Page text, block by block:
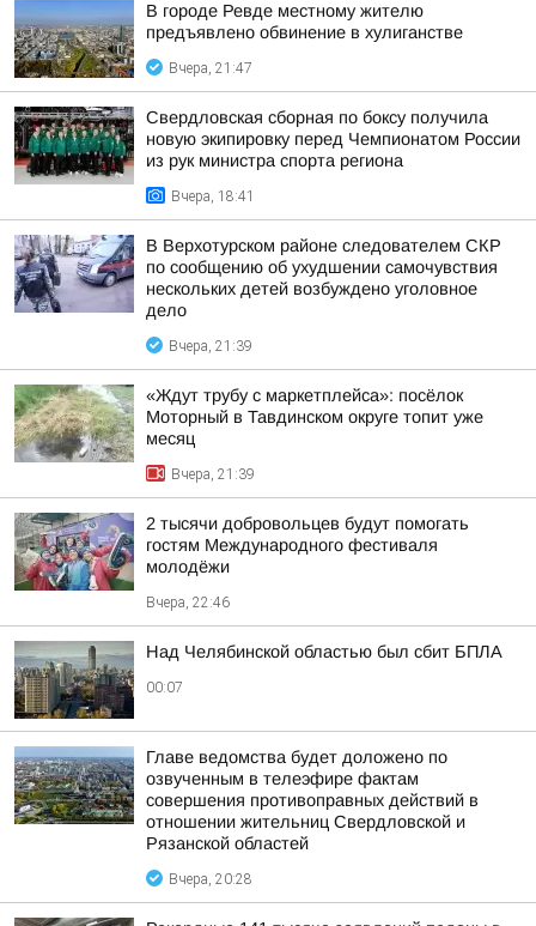
В городе Ревде местному жителю
предъявлено обвинение в хулиганстве
Вчера, 21:47
Свердловская сборная по боксу получила
новую экипировку перед Чемпионатом России
из рук министра спорта региона
Вчера, 18:41
В Верхотурском районе следователем СКР
по сообщению об ухудшении самочувствия
нескольких детей возбуждено уголовное
дело
Вчера, 21:39
«Ждут трубу с маркетплейса»: посёлок
Моторный в Тавдинском округе топит уже
месяц
Вчера, 21:39
2 тысячи добровольцев будут помогать
гостям Международного фестиваля
молодёжи
Вчера, 22:46
Над Челябинской областью был сбит БПЛА
00:07
Главе ведомства будет доложено по
озвученным в телеэфире фактам
совершения противоправных действий в
отношении жительниц Свердловской и
Рязанской областей
Вчера, 20:28